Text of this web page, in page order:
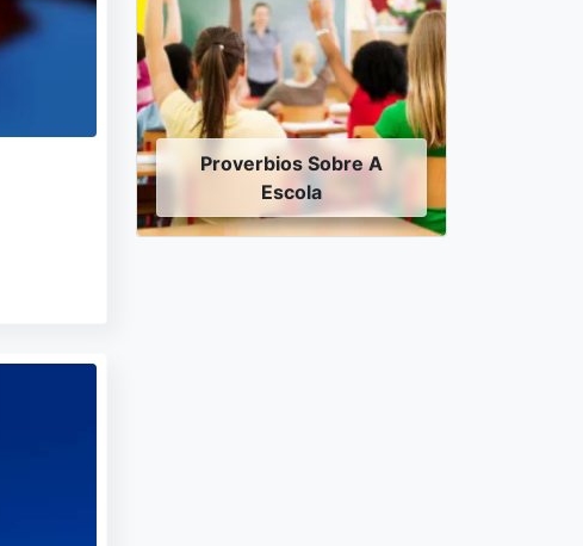
Proverbios Sobre A
Escola